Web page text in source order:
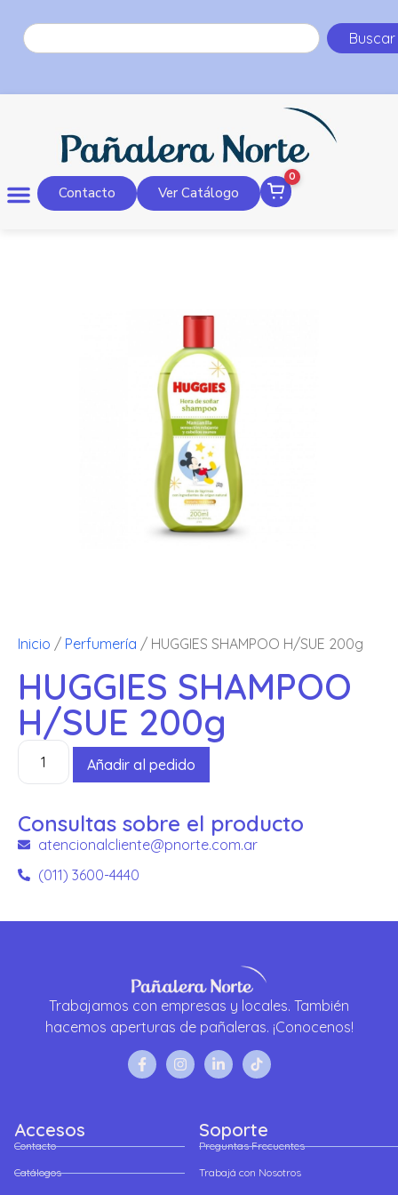
Buscar
Contacto Ver Catálogo
0
Inicio / Perfumería / HUGGIES SHAMPOO H/SUE 200g
HUGGIES SHAMPOO
H/SUE 200g
Añadir al pedido
Consultas sobre el producto
atencionalcliente@pnorte.com.ar
(011) 3600-4440
Trabajamos con empresas y locales. También
hacemos aperturas de pañaleras. ¡Conocenos!
Accesos
Contacto
Catálogos
Soporte
Preguntas Frecuentes
Trabajá con Nosotros